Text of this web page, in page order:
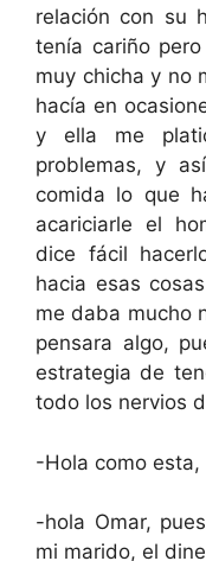
relación con su
tenía cariño
muy chicha y no
hacía en
y ella me
problemas, y
comida lo que
acariciarle el
dice fácil
hacia esas
me daba mucho
pensara algo,
estrategia de
todo los nervios
-Hola como esta,
-hola Omar,
mi marido, el